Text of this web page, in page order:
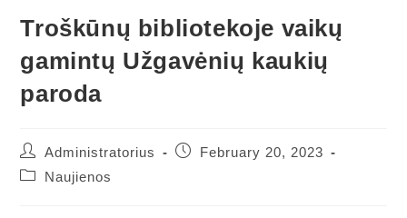
Troškūnų bibliotekoje vaikų
gamintų Užgavėnių kaukių
paroda
Administratorius
February 20, 2023
Naujienos